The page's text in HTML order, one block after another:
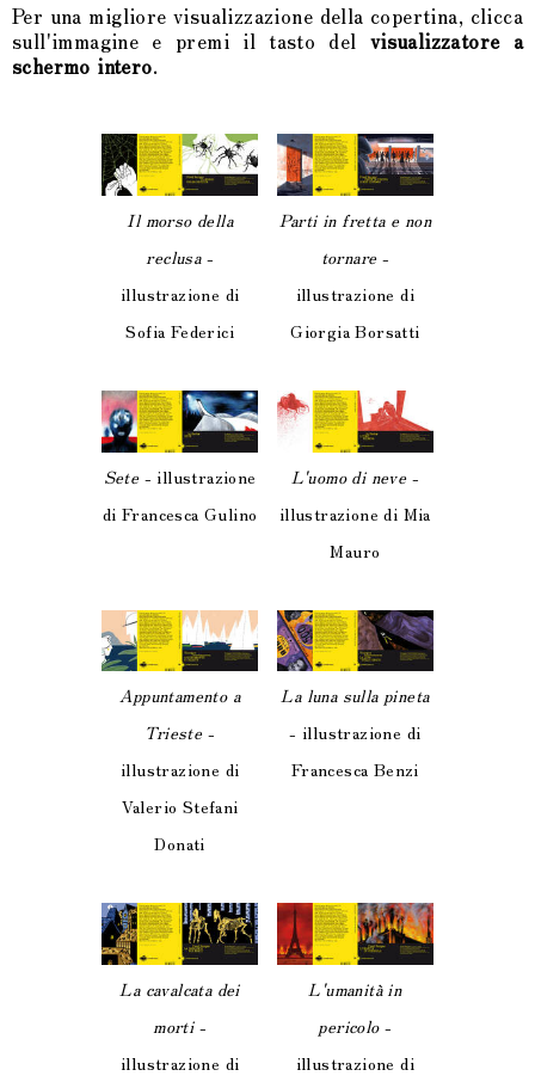
Per una migliore visualizzazione della copertina, clicca
sull'immagine e premi il tasto del visualizzatore a
schermo intero.
Il morso della
reclusa-
illustrazione di
Sofia Federici
Parti in fretta e non
tornare -
illustrazione di
Giorgia Borsatti
Sete - illustrazione
di Francesca Gulino
L'uomo di neve -
illustrazione di Mia
Mauro
Appuntamento a
Trieste -
illustrazione di
Valerio Stefani
Donati
La luna sulla pineta
- illustrazione di
Francesca Benzi
La cavalcata dei
morti-
illustrazione di
L'umanità in
pericolo-
illustrazione di